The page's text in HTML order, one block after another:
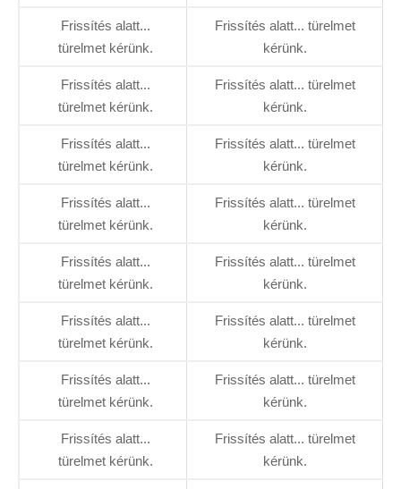
Frissítés alatt...
türelmet kérünk.
Frissítés alatt... türelmet
kérünk.
Frissítés alatt...
türelmet kérünk.
Frissítés alatt... türelmet
kérünk.
Frissítés alatt...
türelmet kérünk.
Frissítés alatt... türelmet
kérünk.
Frissítés alatt...
türelmet kérünk.
Frissítés alatt... türelmet
kérünk.
Frissítés alatt...
türelmet kérünk.
Frissítés alatt... türelmet
kérünk.
Frissítés alatt...
türelmet kérünk.
Frissítés alatt... türelmet
kérünk.
Frissítés alatt...
türelmet kérünk.
Frissítés alatt... türelmet
kérünk.
Frissítés alatt...
türelmet kérünk.
Frissítés alatt... türelmet
kérünk.